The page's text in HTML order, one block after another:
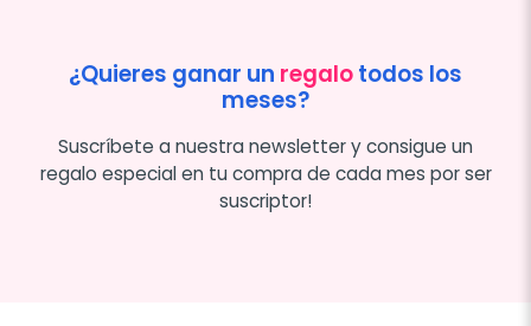
¿Quieres ganar un regalotodos los
meses?
Suscríbete a nuestra newsletter y consigue un
regalo especial en tu compra de cada mes por ser
suscriptor!